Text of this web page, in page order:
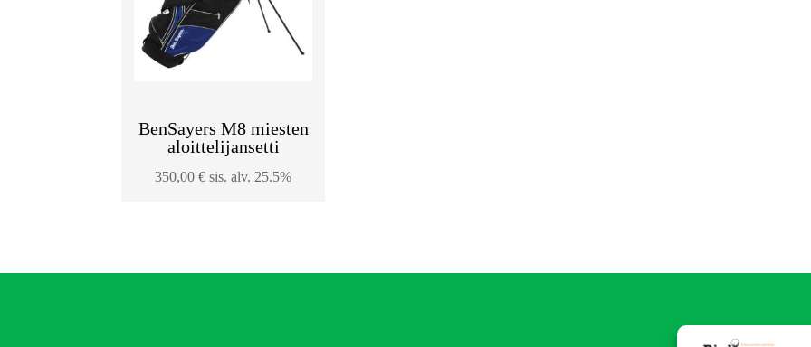
BenSayers M8 miesten
aloittelijansetti
350,00€ sis. alv. 25.5%